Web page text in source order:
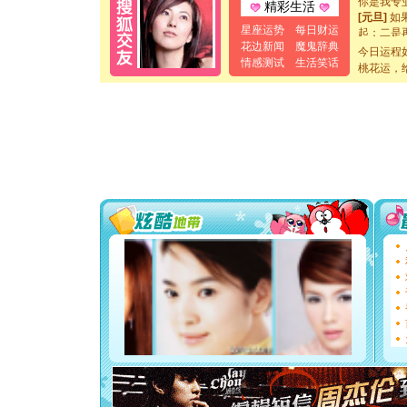
精彩生活
星座运势
每日财运
花边新闻
魔鬼辞典
情感测试
生活笑话
[元旦]如
起；二是
[元旦]当
泣，这痛
你太多，
要平安
[圣诞节]
能正大
都要快乐
[圣诞节]
如意,快
[元旦]
看
断电。
你是我
[元旦]如
起；二是
离。水晶
今日运程
桃花运，